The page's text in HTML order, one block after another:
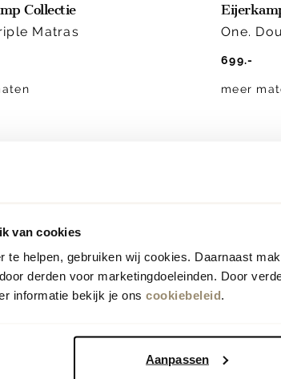
van cookies
te helpen, gebruiken wij cookies. Daarnaast
derden voor marketingdoeleinden. Door
informatie bekijk je ons cookiebeleid.
Aanpassen
Collectie
Matras One.
699.-
meer